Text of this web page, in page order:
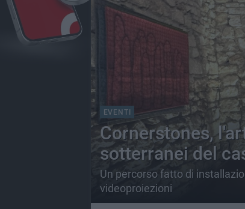
EVENTI
Cornerstones,
sotterranei del
Un percorso fatto di
videoproiezioni